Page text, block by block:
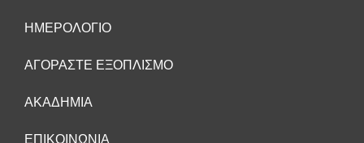
ΗΜΕΡΟΛΌΓΙΟ
ΑΓΟΡΑΣΤΕ ΕΞΟΠΛΙΣΜΟ
ΑΚΑΔΗΜΙΑ
ΕΠΙΚΟΙΝΩΝΙΑ